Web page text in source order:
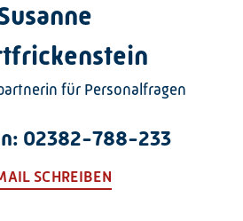
für Personalfragen
02382-788-233
SCHREIBEN